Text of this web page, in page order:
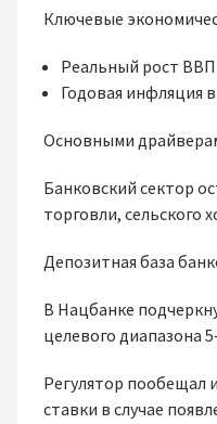
Ключевые
Реальный рост ВВП
Годовая инфляция
Основными
Банковский сектор
торговли, сельского
Депозитная база
В Нацбанке
целевого диапазона
Регулятор пообещал
ставки в случае